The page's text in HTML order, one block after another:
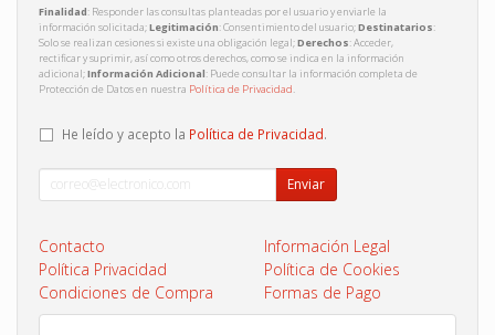
Finalidad: Responder las consultas planteadas por el usuario y enviarle la
información solicitada;Legitimación: Consentimiento del usuario;Destinatarios:
Solo se realizan cesiones si existe una obligación legal;Derechos: Acceder,
rectificar y suprimir, así como otros derechos, como se indica en la información
adicional;Información Adicional: Puede consultar la información completa de
Protección de Datos en nuestra Política de Privacidad.
He leído y acepto la Política de Privacidad.
Enviar
Contacto
Información Legal
Política Privacidad
Política de Cookies
Condiciones de Compra
Formas de Pago